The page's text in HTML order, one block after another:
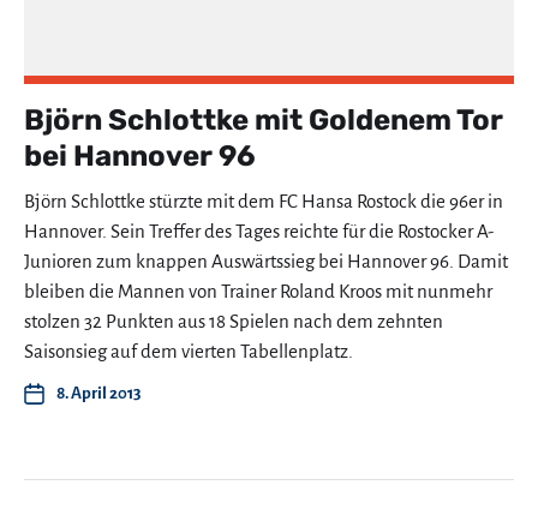
Björn Schlottke mit Goldenem Tor
bei Hannover 96
Björn Schlottke stürzte mit dem FC Hansa Rostock die 96er in
Hannover. Sein Treffer des Tages reichte für die Rostocker A-
Junioren zum knappen Auswärtssieg bei Hannover 96. Damit
bleiben die Mannen von Trainer Roland Kroos mit nunmehr
stolzen 32 Punkten aus 18 Spielen nach dem zehnten
Saisonsieg auf dem vierten Tabellenplatz.
8. April 2013